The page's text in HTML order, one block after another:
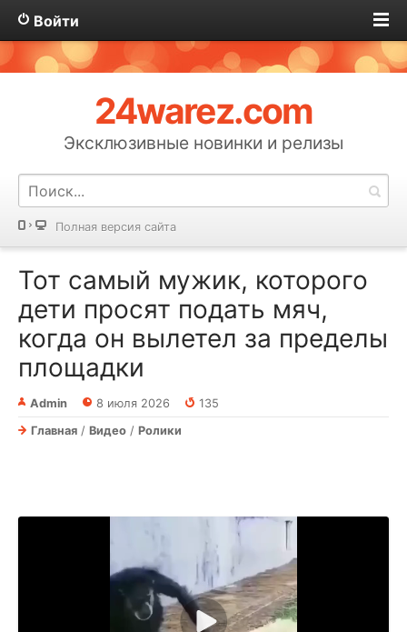
Войти
24warez.com
Эксклюзивные новинки и релизы
Полная версия сайта
Тот самый мужик, которого
дети просят подать мяч,
когда он вылетел за пределы
площадки⁠⁠
Admin 8 июля 2026
135
Главная / Видео / Ролики